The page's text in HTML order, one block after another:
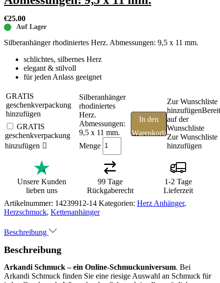
€25.00
Auf Lager
Silberanhänger rhodiniertes Herz. Abmessungen: 9,5 x 11 mm.
schlichtes, silbernes Herz
elegant & stilvoll
für jeden Anlass geeignet
GRATIS
geschenkverpackung
hinzufügen
GRATIS
geschenkverpackung
hinzufügen
Silberanhänger
rhodiniertes
Herz.
Abmessungen:
9,5 x 11 mm.
Menge
In den
Warenkorb
Zur Wunschliste
hinzufügen
auf der
Wunschliste
Zur Wunschliste
hinzufügen
Unsere Kunden
lieben uns
99 Tage
Rückgaberecht
1-2 Tage
Lieferzeit
Artikelnummer: 14239912-14 Kategorien: Herz Anhänger,
Herzschmuck, Kettenanhänger
Beschreibung
Beschreibung
Arkandi Schmuck – ein Online-Schmuckuniversum. Bei
Arkandi Schmuck finden Sie eine riesige Auswahl an Schmuck für